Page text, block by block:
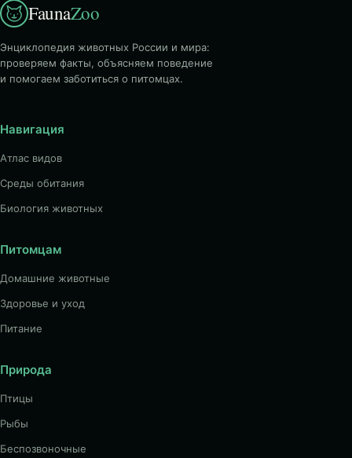
FaunaZoo
Энциклопедия животных России и мира:
проверяем факты, объясняем поведение
и помогаем заботиться о питомцах.
Навигация
Атлас видов
Среды обитания
Биология животных
Питомцам
Домашние животные
Здоровье и уход
Питание
Природа
Птицы
Рыбы
Беспозвоночные